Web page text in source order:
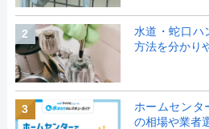
2
水道・蛇口ハ
方法を分かり
3
ホームセンタ
の相場や業者